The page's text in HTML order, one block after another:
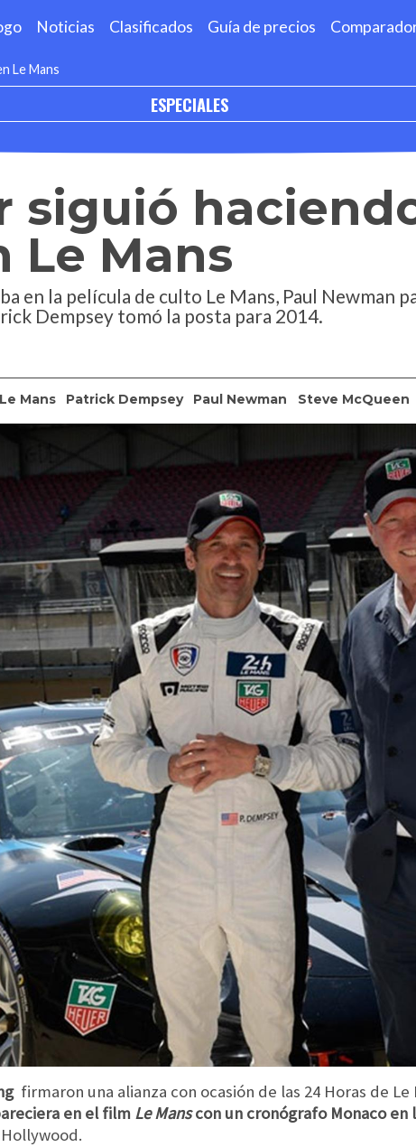
Noticias Clasificados Guía de precios
Le Mans
ESPECIALES
siguió
Le Mans
en la película de culto Le Mans, Paul Newman
Dempsey tomó la posta para 2014.
Le Mans Patrick Dempsey Paul Newman Steve McQueen
firmaron una alianza con ocasión de las 24 Horas de Le
en el film Le Manscon un cronógrafo Monaco en